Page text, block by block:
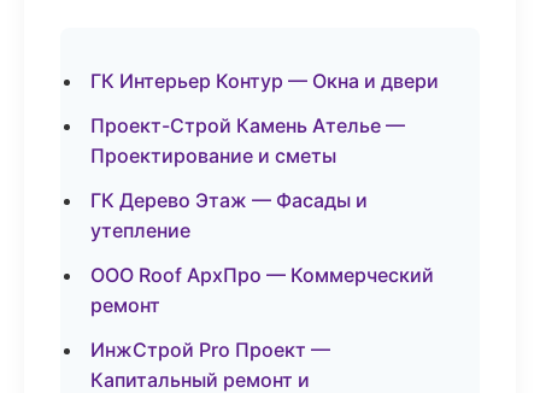
ГК Интерьер Контур — Окна и двери
Проект-Строй Камень Ателье —
Проектирование и сметы
ГК Дерево Этаж — Фасады и
утепление
ООО Roof АрхПро — Коммерческий
ремонт
ИнжСтрой Pro Проект —
Капитальный ремонт и